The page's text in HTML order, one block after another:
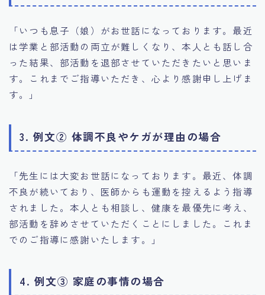
「いつも息子（娘）がお世話になっております。最近
は学業と部活動の両立が難しくなり、本人とも話し合
った結果、部活動を退部させていただきたいと思いま
す。これまでご指導いただき、心より感謝申し上げま
す。」
3. 例文② 体調不良やケガが理由の場合
「先生には大変お世話になっております。最近、体調
不良が続いており、医師からも運動を控えるよう指導
されました。本人とも相談し、健康を最優先に考え、
部活動を辞めさせていただくことにしました。これま
でのご指導に感謝いたします。」
4. 例文③ 家庭の事情の場合